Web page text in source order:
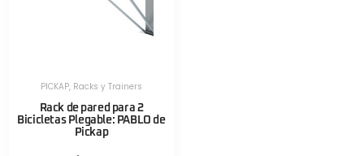
PICKAP, Racks y Trainers
Rack de pared para 2
Bicicletas Plegable: PABLO de
Pickap